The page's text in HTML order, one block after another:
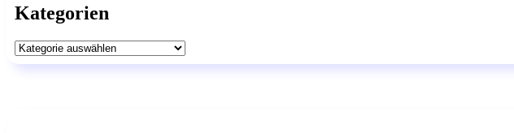
Kategorien
Kategorien